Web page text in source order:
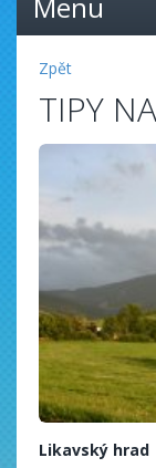
Zpět
TIPY
Likavský hrad